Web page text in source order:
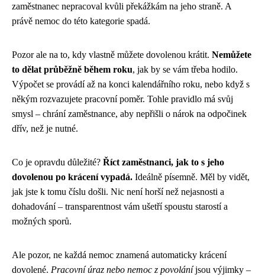
zaměstnanec nepracoval kvůli překážkám na jeho straně. A
právě nemoc do této kategorie spadá.
Pozor ale na to, kdy vlastně můžete dovolenou krátit. Nemůžete
to dělat průběžně během roku, jak by se vám třeba hodilo.
Výpočet se provádí až na konci kalendářního roku, nebo když s
někým rozvazujete pracovní poměr. Tohle pravidlo má svůj
smysl – chrání zaměstnance, aby nepřišli o nárok na odpočinek
dřív, než je nutné.
Co je opravdu důležité? Říct zaměstnanci, jak to s jeho
dovolenou po krácení vypadá. Ideálně písemně. Měl by vidět,
jak jste k tomu číslu došli. Nic není horší než nejasnosti a
dohadování – transparentnost vám ušetří spoustu starostí a
možných sporů.
Ale pozor, ne každá nemoc znamená automaticky krácení
dovolené. Pracovní úraz nebo nemoc z povoláníjsou výjimky –